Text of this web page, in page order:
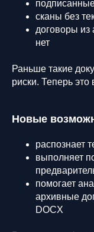
сканы без
договоры из
нет
Раньше такие
риски. Теперь это
Новые
распознает
выполняет
помогает
архивные
DOCX